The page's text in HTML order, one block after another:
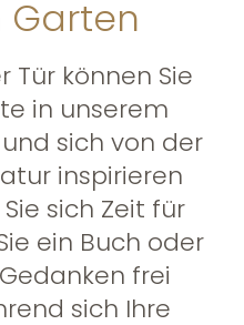
Garten
Tür können Sie
in unserem
sich von der
inspirieren
sich Zeit für
ein Buch oder
frei
sich Ihre